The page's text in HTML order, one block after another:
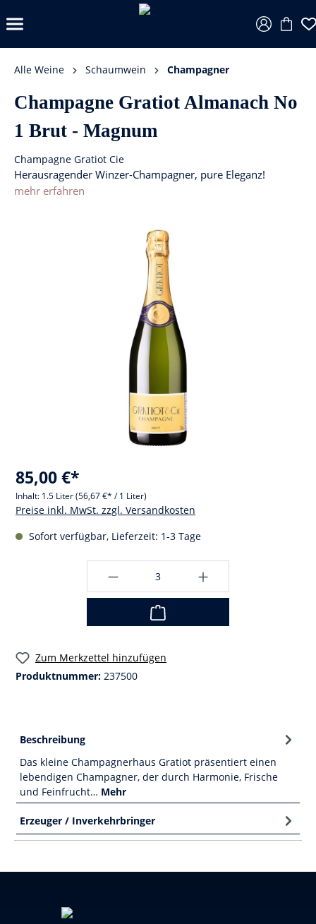
Alle Weine Schaumwein Champagner
Champagne Gratiot Almanach No
1 Brut - Magnum
Champagne Gratiot Cie
Herausragender Winzer-Champagner, pure Eleganz!
mehr erfahren
85,00 €*
Inhalt: 1.5 Liter(56,67 €* / 1 Liter)
Preise inkl. MwSt. zzgl. Versandkosten
Sofort verfügbar, Lieferzeit: 1-3 Tage
Zum Merkzettel hinzufügen
Produktnummer: 237500
Beschreibung
Das kleine Champagnerhaus Gratiot präsentiert einen
lebendigen Champagner, der durch Harmonie, Frische
und Feinfrucht… Mehr
Erzeuger / Inverkehrbringer